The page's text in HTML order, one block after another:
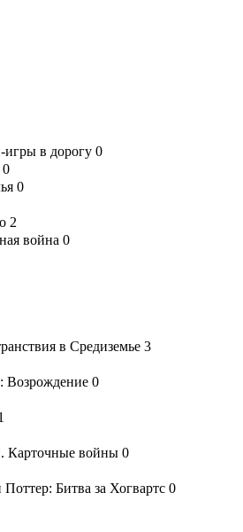
в дорогу 0
0
0
2
война 0
в Средиземье 3
Возрождение 0
Карточные войны 0
Битва за Хогвартс 0